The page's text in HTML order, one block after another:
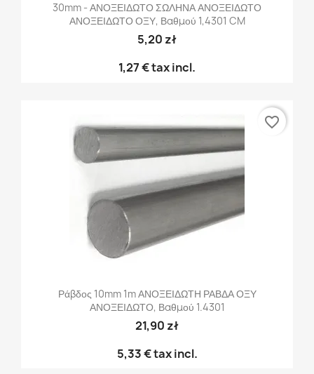
30mm - ΑΝΟΞΕΙΔΩΤΟ ΣΩΛΗΝΑ ΑΝΟΞΕΙΔΩΤΟ
ΑΝΟΞΕΙΔΩΤΟ ΟΞΥ, Βαθμού 1,4301 CM
5,20 zł
1,27 €tax incl.
Ράβδος 10mm 1m ΑΝΟΞΕΙΔΩΤΗ ΡΑΒΔΑ ΟΞΥ
ΑΝΟΞΕΙΔΩΤΟ, Βαθμού 1.4301
21,90 zł
5,33 €tax incl.
favorite_border